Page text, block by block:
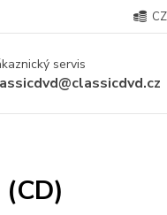
servis